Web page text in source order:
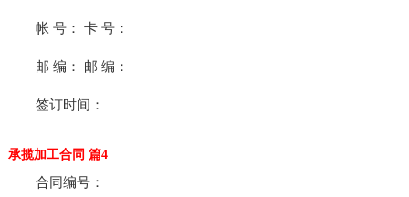
帐 号： 卡 号：
邮 编： 邮 编：
签订时间：
承揽加工合同 篇4
合同编号：